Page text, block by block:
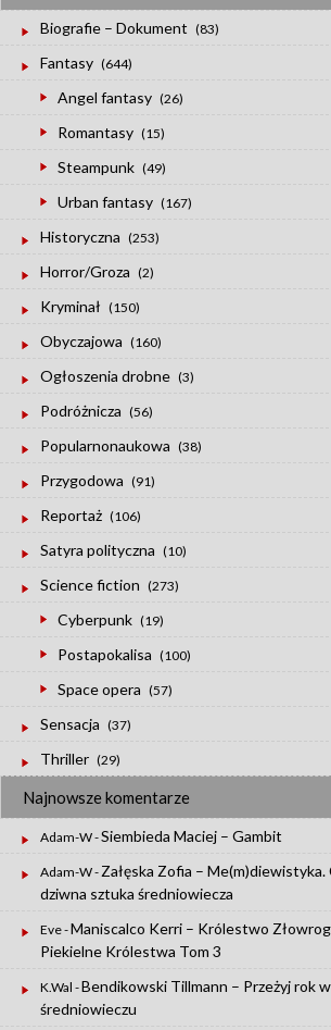
Biografie – Dokument (83)
Fantasy (644)
Angel fantasy (26)
Romantasy (15)
Steampunk (49)
Urban fantasy (167)
Historyczna (253)
Horror/Groza (2)
Kryminał (150)
Obyczajowa (160)
Ogłoszenia drobne (3)
Podróżnicza (56)
Popularnonaukowa (38)
Przygodowa (91)
Reportaż (106)
Satyra polityczna (10)
Science fiction (273)
Cyberpunk (19)
Postapokalisa (100)
Space opera (57)
Sensacja (37)
Thriller (29)
Najnowsze komentarze
Adam-W-Siembieda Maciej – Gambit
Adam-W- Załęska Zofia –
dziwna sztuka średniowiecza
Eve-Maniscalco Kerri – Królestwo
Piekielne Królestwa Tom 3
K.Wal -Bendikowski Tillmann – Przeżyj rok w
średniowieczu